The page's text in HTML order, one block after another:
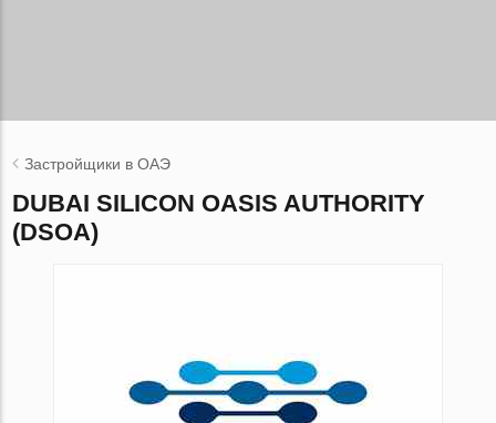
Застройщики в ОАЭ
DUBAI SILICON OASIS AUTHORITY
(DSOA)